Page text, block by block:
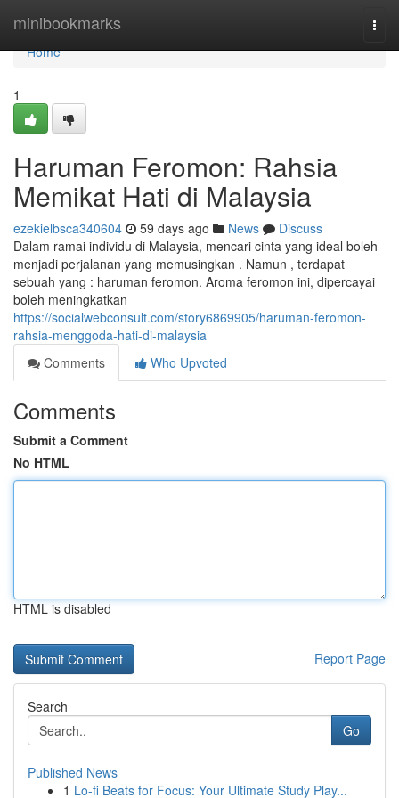
minibookmarks
Home
Home
1
Haruman Feromon: Rahsia
Memikat Hati di Malaysia
ezekielbsca340604 59 days ago News
Discuss
Dalam ramai individu di Malaysia, mencari cinta yang ideal boleh
menjadi perjalanan yang memusingkan . Namun , terdapat
sebuah yang : haruman feromon. Aroma feromon ini, dipercayai
boleh meningkatkan
https://socialwebconsult.com/story6869905/haruman-feromon-
rahsia-menggoda-hati-di-malaysia
Comments
Who Upvoted
Comments
Submit a Comment
No HTML
HTML is disabled
Report Page
Search
Go
Published News
1 Lo-fi Beats for Focus: Your Ultimate Study Play...